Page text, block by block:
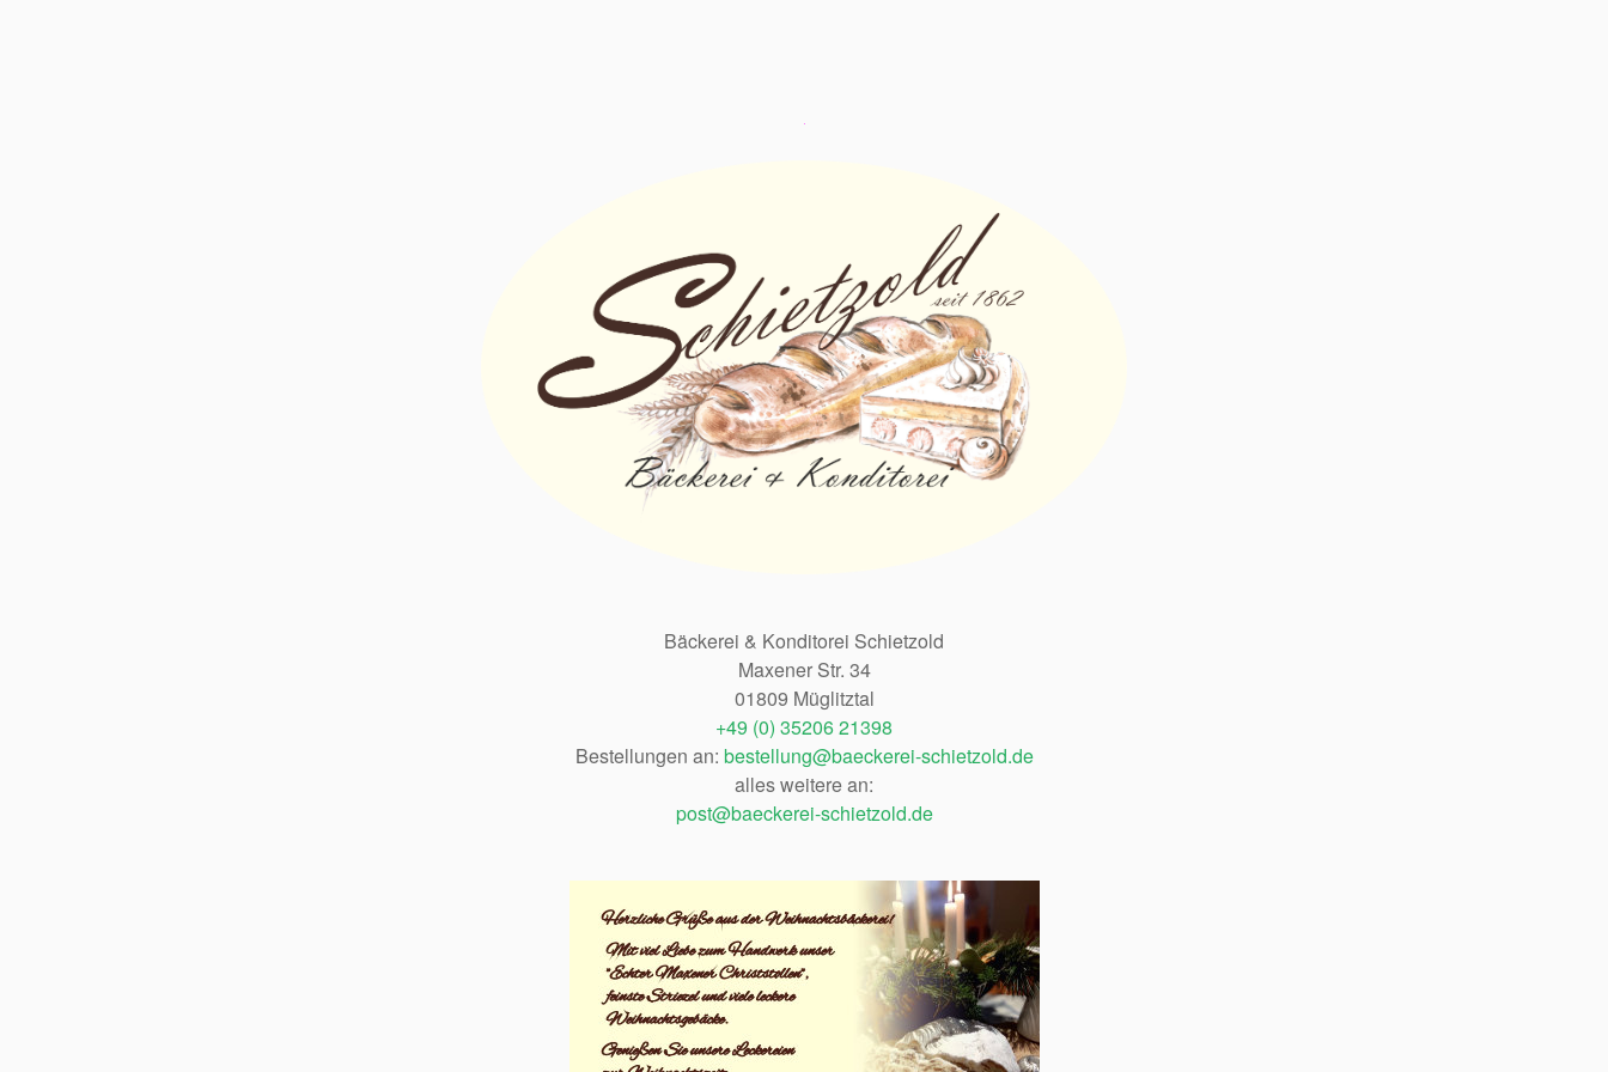
Bäckerei & Konditorei Schietzold
Maxener Str. 34
01809 Müglitztal
+49 (0) 35206 21398
Bestellungen an: bestellung@baeckerei-schietzold.de
alles weitere an:
post@baeckerei-schietzold.de